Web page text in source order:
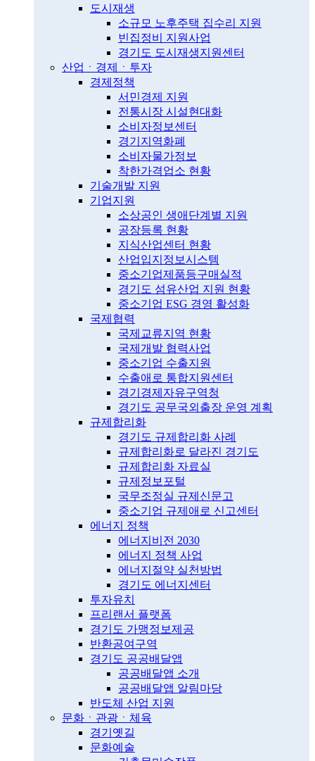
도시재생
소규모 노후주택 집수리 지원
빈집정비 지원사업
경기도 도시재생지원센터
산업ㆍ경제ㆍ투자
경제정책
서민경제 지원
전통시장 시설현대화
소비자정보센터
경기지역화폐
소비자물가정보
착한가격업소 현황
기술개발 지원
기업지원
소상공인 생애단계별 지원
공장등록 현황
지식산업센터 현황
산업입지정보시스템
중소기업제품등구매실적
경기도 섬유산업 지원 현황
중소기업 ESG 경영 활성화
국제협력
국제교류지역 현황
국제개발 협력사업
중소기업 수출지원
수출애로 통합지원센터
경기경제자유구역청
경기도 공무국외출장 운영 계획
규제합리화
경기도 규제합리화 사례
규제합리화로 달라진 경기도
규제합리화 자료실
규제정보포털
국무조정실 규제신문고
중소기업 규제애로 신고센터
에너지 정책
에너지비전 2030
에너지 정책 사업
에너지절약 실천방법
경기도 에너지센터
투자유치
프리랜서 플랫폼
경기도 가맹정보제공
반환공여구역
경기도 공공배달앱
공공배달앱 소개
공공배달앱 알림마당
반도체 산업 지원
문화ㆍ관광ㆍ체육
경기옛길
문화예술